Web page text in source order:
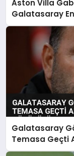
Aston Villa
Galatasaray
Galatasaray
Temasa Geçti
Görüşülüyor